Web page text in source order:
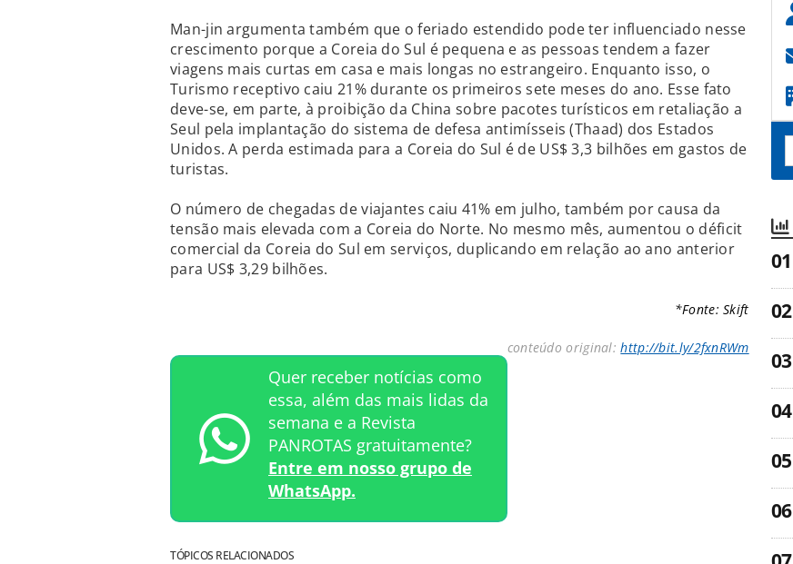
Man-jin argumenta também que o feriado estendido pode ter influenciado nesse
crescimento porque a Coreia do Sul é pequena e as pessoas tendem a fazer
viagens mais curtas em casa e mais longas no estrangeiro. Enquanto isso, o
Turismo receptivo caiu 21% durante os primeiros sete meses do ano. Esse fato
deve-se, em parte, à proibição da China sobre pacotes turísticos em retaliação a
Seul pela implantação do sistema de defesa antimísseis (Thaad) dos Estados
Unidos. A perda estimada para a Coreia do Sul é de US$ 3,3 bilhões em gastos de
turistas.
O número de chegadas de viajantes caiu 41% em julho, também por causa da
tensão mais elevada com a Coreia do Norte. No mesmo mês, aumentou o déficit
comercial da Coreia do Sul em serviços, duplicando em relação ao ano anterior
para US$ 3,29 bilhões.
*Fonte: Skift
conteúdo original:http://bit.ly/2fxnRWm
Quer receber notícias como
essa, além das mais lidas da
semana e a Revista
PANROTAS gratuitamente?
Entre em nosso grupo de
WhatsApp.
TÓPICOS RELACIONADOS